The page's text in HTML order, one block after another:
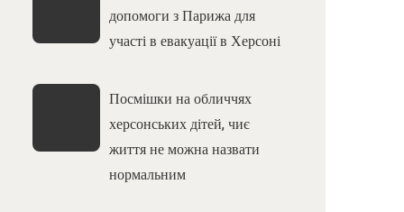
допомоги з Парижа для
участі в евакуації в Херсоні
Посмішки на обличчях
херсонських дітей, чиє
життя не можна назвати
нормальним